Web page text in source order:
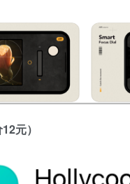
元）